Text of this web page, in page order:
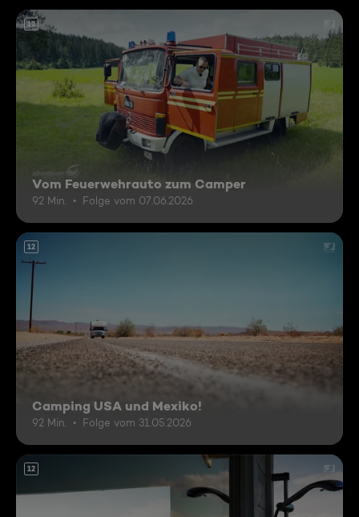
12
Vom Feuerwehrauto zum Camper
92 Min. Folge vom 07.06.2026
12
Camping USA und Mexiko!
92 Min. Folge vom 31.05.2026
12